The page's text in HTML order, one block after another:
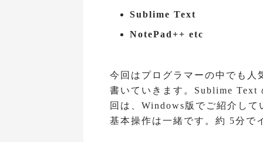
Sublime Text
NotePad++ etc
今回はプログラマーの中でも
書いていきます。Sublime Text
回は、Windows版でご紹介し
基本操作は一緒です。約 5分で